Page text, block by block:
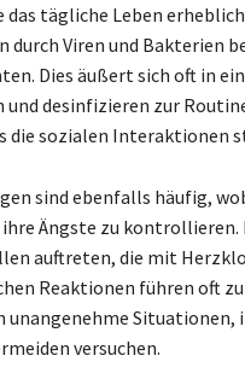
das tägliche Leben
Viren und Bakterien
Dies äußert sich oft in
und desinfizieren zur
die sozialen Interaktionen
sind ebenfalls häufig,
Ängste zu
auftreten, die mit
Reaktionen führen oft
unangenehme
versuchen.